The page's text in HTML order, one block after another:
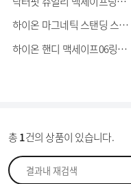
1
S937
1
S948
하이온 마그네틱 스탠딩 스마트링홀…
하이온 핸디 맥세이프06링홀더
총1건의 상품이 있습니다.